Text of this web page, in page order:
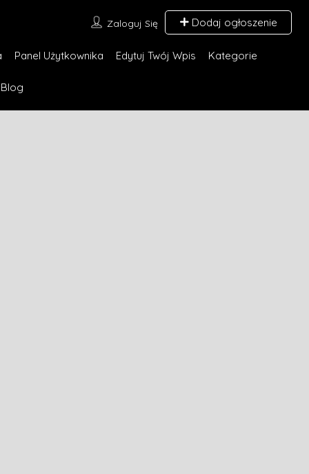
Zaloguj Się Dodaj ogłoszenie
Panel Użytkownika Edytuj Twój Wpis Kategorie
Blog